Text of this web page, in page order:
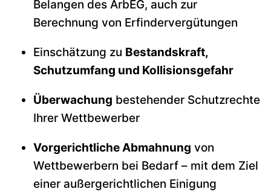
Belangen des ArbEG, auch zur
Berechnung von Erfindervergütungen
Einschätzung zu Bestandskraft,
Schutzumfang und Kollisionsgefahr
Überwachung bestehender Schutzrechte
Ihrer Wettbewerber
Vorgerichtliche Abmahnung von
Wettbewerbern bei Bedarf – mit dem Ziel
einer außergerichtlichen Einigung